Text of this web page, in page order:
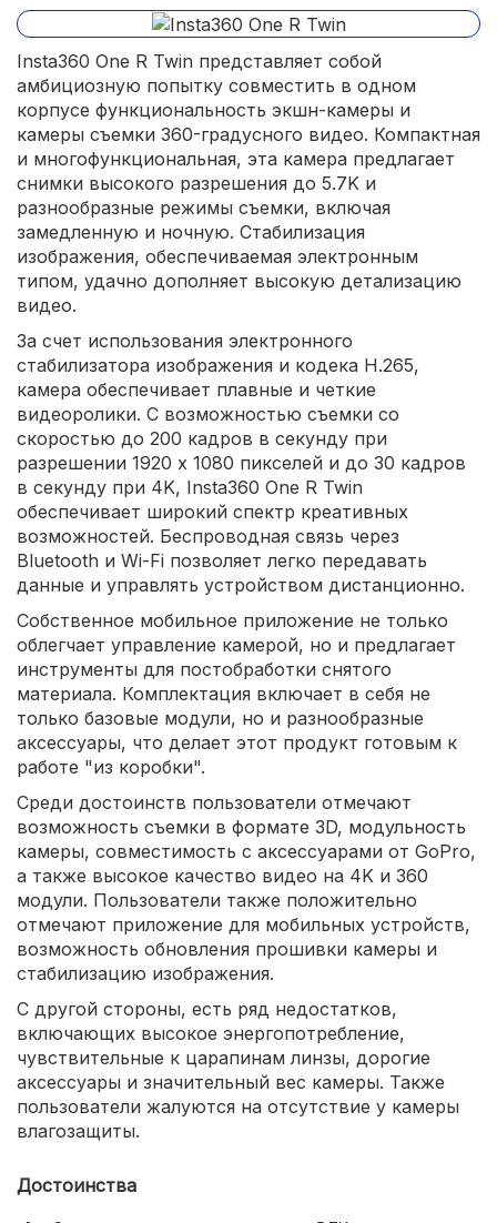
Insta360 One R Twin представляет собой
амбициозную попытку совместить в одном
корпусе функциональность экшн-камеры и
камеры съемки 360-градусного видео. Компактная
и многофункциональная, эта камера предлагает
снимки высокого разрешения до 5.7K и
разнообразные режимы съемки, включая
замедленную и ночную. Стабилизация
изображения, обеспечиваемая электронным
типом, удачно дополняет высокую детализацию
видео.
За счет использования электронного
стабилизатора изображения и кодека H.265,
камера обеспечивает плавные и четкие
видеоролики. С возможностью съемки со
скоростью до 200 кадров в секунду при
разрешении 1920 x 1080 пикселей и до 30 кадров
в секунду при 4K, Insta360 One R Twin
обеспечивает широкий спектр креативных
возможностей. Беспроводная связь через
Bluetooth и Wi-Fi позволяет легко передавать
данные и управлять устройством дистанционно.
Собственное мобильное приложение не только
облегчает управление камерой, но и предлагает
инструменты для постобработки снятого
материала. Комплектация включает в себя не
только базовые модули, но и разнообразные
аксессуары, что делает этот продукт готовым к
работе "из коробки".
Среди достоинств пользователи отмечают
возможность съемки в формате 3D, модульность
камеры, совместимость с аксессуарами от GoPro,
а также высокое качество видео на 4K и 360
модули. Пользователи также положительно
отмечают приложение для мобильных устройств,
возможность обновления прошивки камеры и
стабилизацию изображения.
С другой стороны, есть ряд недостатков,
включающих высокое энергопотребление,
чувствительные к царапинам линзы, дорогие
аксессуары и значительный вес камеры. Также
пользователи жалуются на отсутствие у камеры
влагозащиты.
Достоинства